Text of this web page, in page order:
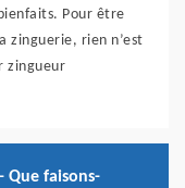
Pour être
zinguerie, rien n’est
zingueur
Que faisons-